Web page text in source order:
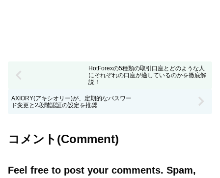
HotForexの5種類の取引口座とどのような人
にそれぞれの口座が適しているのかを徹底解
説！
AXIORY(アキシオリー)が、定期的なパスワー
ド変更と2段階認証の設定を推奨
コメント(Comment)
Feel free to post your comments. Spam,